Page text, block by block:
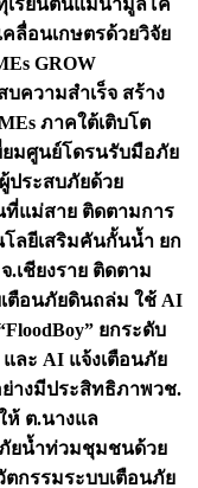
เรียนต้นแม่น้ำมูลโค
ลื่อนเกษตรด้วยวิจัย
GROW
บความสำเร็จ สร้าง
ภาคใต้เติบโต
ยมศูนย์โดรนรับมือภัย
ประสบภัยด้วย
ที่แม่สาย ติดตามการ
ลยีเสริมคันกั้นน้ำ ยก
.เชียงราย ติดตาม
ตือนภัยดินถล่ม ใช้ AI
ยกระดับ
และ AI แจ้งเตือนภัย
างมีประสิทธิภาพวช.
ห้ ต.นางแล
ภัยน้ำท่วมชุมชนด้วย
ตกรรมระบบเตือนภัย